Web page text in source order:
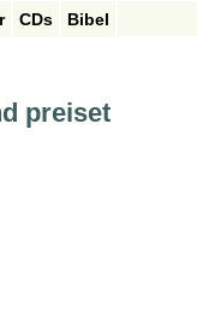
CDs
Bibel
preiset